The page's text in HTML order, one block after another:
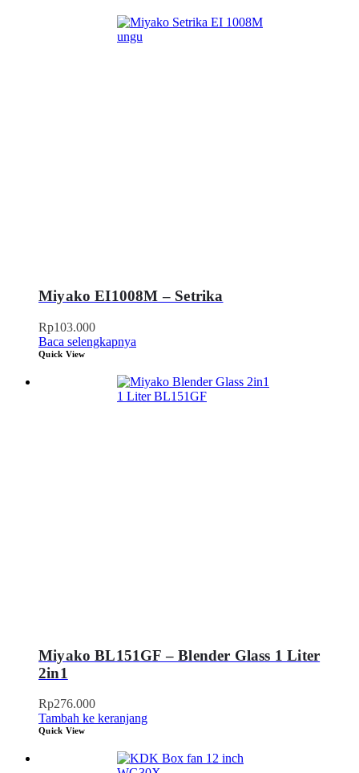
Miyako EI1008M – Setrika
Rp103.000
Baca selengkapnya
Quick View
Miyako BL151GF – Blender Glass 1 Liter
2in1
Rp276.000
Tambah ke keranjang
Quick View